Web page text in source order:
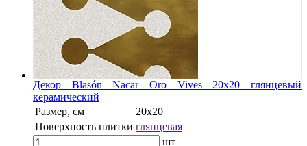
Декор Blasón Nacar Oro Vives 20x20 глянцевый
керамический
Размер, см
20x20
Поверхность плитки глянцевая
шт